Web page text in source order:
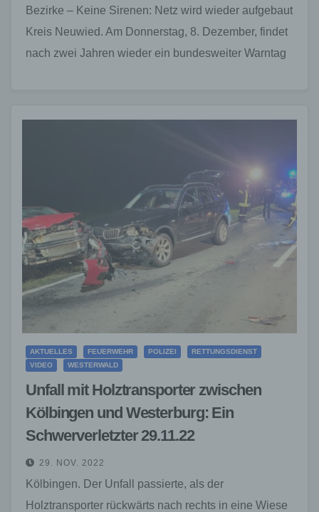
Bezirke – Keine Sirenen: Netz wird wieder aufgebaut
Kreis Neuwied. Am Donnerstag, 8. Dezember, findet
nach zwei Jahren wieder ein bundesweiter Warntag
AKTUELLES FEUERWEHR POLIZEI
RETTUNGSDIENST
VIDEO
WESTERWALD
Unfall mit Holztransporter zwischen
Kölbingen und Westerburg: Ein
Schwerverletzter 29.11.22
29. NOV. 2022
Kölbingen. Der Unfall passierte, als der
Holztransporter rückwärts nach rechts in eine Wiese